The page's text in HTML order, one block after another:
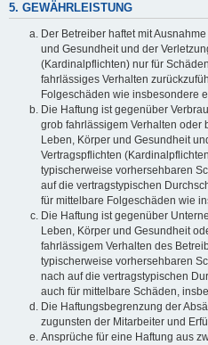
5. GEWÄHRLEISTUNG
Der Betreiber haftet mit
und Gesundheit und der
(Kardinalpflichten) nur für
fahrlässiges Verhalten
Folgeschäden wie insbesondere
Die Haftung ist gegenüber
grob fahrlässigem Verhalten oder
Leben, Körper und Gesundheit
Vertragspflichten
typischerweise vorhersehbaren
auf die vertragstypischen
für mittelbare Folgeschäden wie
Die Haftung ist gegenüber
Leben, Körper und Gesundheit
fahrlässigem Verhalten des
typischerweise vorhersehbaren
nach auf die vertragstypischen
auch für mittelbare Schäden,
Die Haftungsbegrenzung der
zugunsten der Mitarbeiter und
Ansprüche für eine Haftung aus